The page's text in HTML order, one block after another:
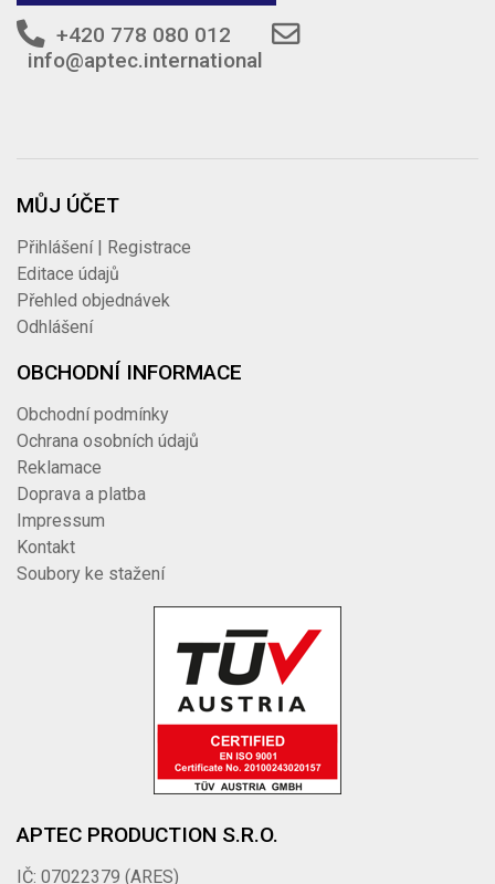
+420 778 080 012
info@aptec.international
MŮJ ÚČET
Přihlášení | Registrace
Editace údajů
Přehled objednávek
Odhlášení
OBCHODNÍ INFORMACE
Obchodní podmínky
Ochrana osobních údajů
Reklamace
Doprava a platba
Impressum
Kontakt
Soubory ke stažení
APTEC PRODUCTION S.R.O.
IČ: 07022379 (ARES)